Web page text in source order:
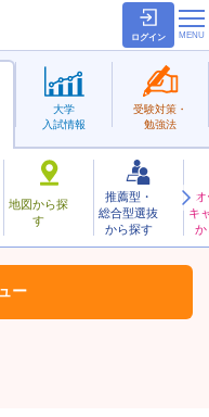
ログイン
地図から探
す
推薦型・
総合型選抜
から探す
キ
か
大学
入試情報
受験対策・
勉強法
お気に入り
ー